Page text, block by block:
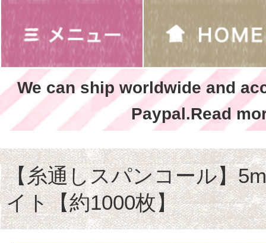
We can ship worldwide and
Paypal.Read
【糸通しスパンコール】
イト【約1000枚】